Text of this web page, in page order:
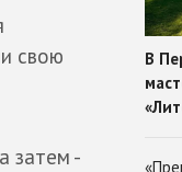
свою
затем -
В